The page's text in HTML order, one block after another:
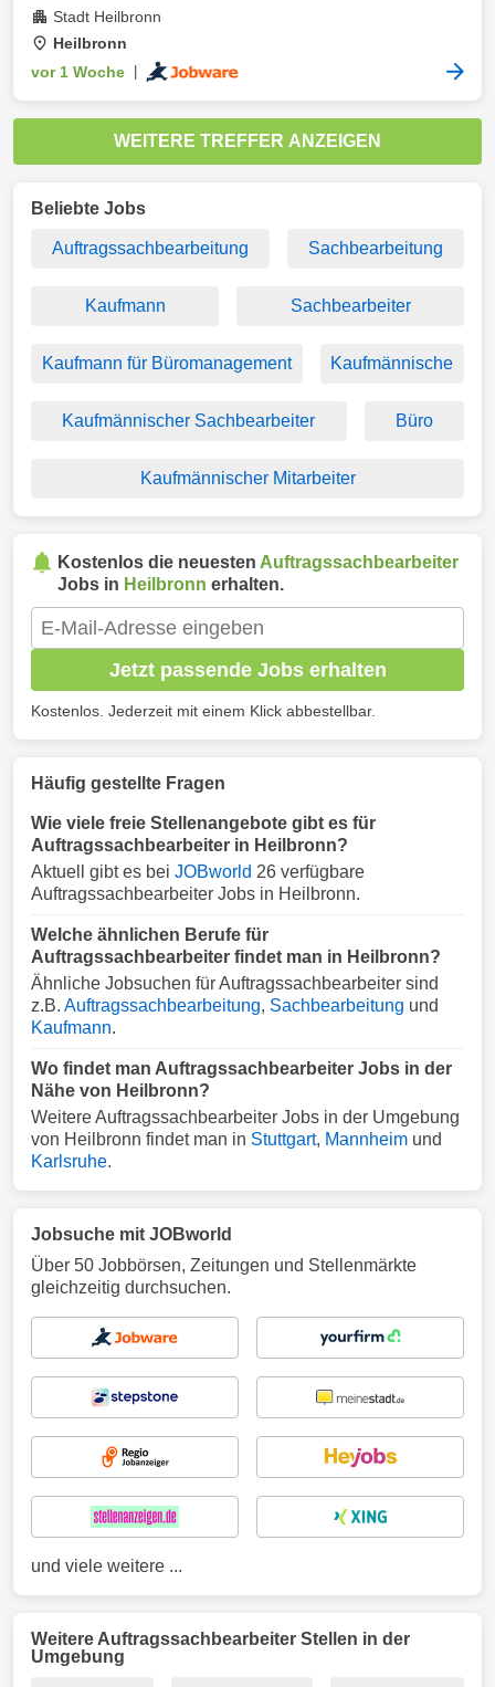
Stadt Heilbronn
Heilbronn
vor 1 Woche
WEITERE TREFFER ANZEIGEN
Beliebte Jobs
Auftragssachbearbeitung Sachbearbeitung
Kaufmann Sachbearbeiter
Kaufmann für Büromanagement Kaufmännische
Kaufmännischer Sachbearbeiter Büro
Kaufmännischer Mitarbeiter
Kostenlos die neuesten Auftragssachbearbeiter
Jobs in Heilbronn erhalten.
Jetzt passende Jobs erhalten
Kostenlos. Jederzeit mit einem Klick abbestellbar.
Häufig gestellte Fragen
Wie viele freie Stellenangebote gibt es für
Auftragssachbearbeiter in Heilbronn?
Aktuell gibt es bei JOBworld 26 verfügbare
Auftragssachbearbeiter Jobs in Heilbronn.
Welche ähnlichen Berufe für
Auftragssachbearbeiter findet man in Heilbronn?
Ähnliche Jobsuchen für Auftragssachbearbeiter sind
z.B. Auftragssachbearbeitung, Sachbearbeitung und
Kaufmann.
Wo findet man Auftragssachbearbeiter Jobs in der
Nähe von Heilbronn?
Weitere Auftragssachbearbeiter Jobs in der Umgebung
von Heilbronn findet man in Stuttgart, Mannheim und
Karlsruhe.
Jobsuche mit JOBworld
Über 50 Jobbörsen, Zeitungen und Stellenmärkte
gleichzeitig durchsuchen.
und viele weitere ...
Weitere Auftragssachbearbeiter Stellen in der
Umgebung